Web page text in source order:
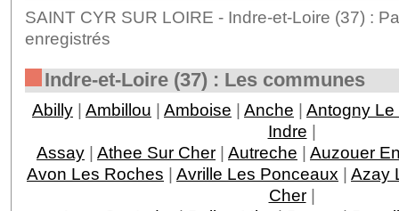
SAINT CYR SUR LOIRE - Indre-et-Loire (37) :
enregistrés
Indre-et-Loire (37) : Les communes
Abilly | Ambillou | Amboise | Anche | Antogny Le
Indre |
Assay | Athee Sur Cher | Autreche | Auzouer
Avon Les Roches | Avrille Les Ponceaux | Azay
Cher|